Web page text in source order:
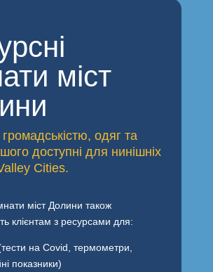
міст
одяг та
доступні для нинішніх
Cities.
міст Долини також
клієнтам з ресурсами для:
на Covid, термометри,
показники)